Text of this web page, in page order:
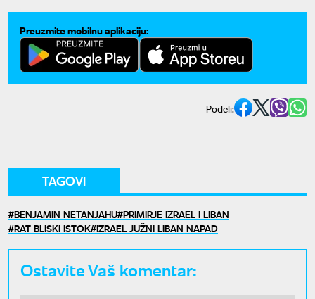
Preuzmite mobilnu aplikaciju:
Podeli:
TAGOVI
BENJAMIN NETANJAHU PRIMIRJE IZRAEL I LIBAN
RAT BLISKI ISTOK IZRAEL JUŽNI LIBAN NAPAD
Ostavite Vaš komentar: